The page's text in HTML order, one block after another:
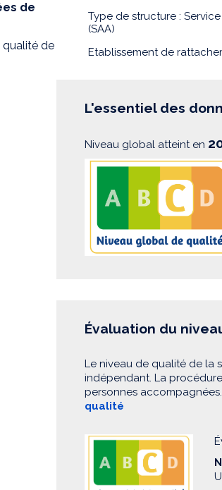
de
qualité de
Type de structure :
(SAA)
Etablissement de
L'essentiel des
Niveau global atteint en
Évaluation du
Le niveau de qualité de la
indépendant. La
personnes accompagnées.
qualité